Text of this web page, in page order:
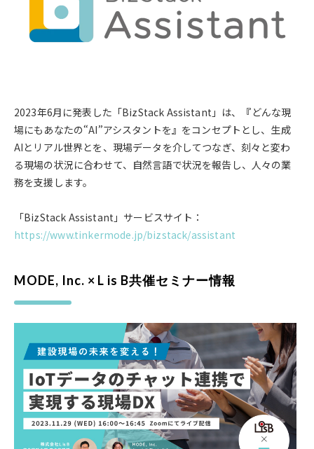
2023年6月に発表した「BizStack Assistant」は、『どんな現
場にもあなたの“AI”アシスタントを』をコンセプトとし、生成
AIとリアル世界とを、現場データを介してつなぎ、刻々と変わ
る現場の状況に合わせて、自然言語で状況を報告し、人々の業
務を支援します。
「BizStack Assistant」サービスサイト：
https://www.tinkermode.jp/bizstack/assistant
MODE, Inc. × L is B共催セミナー情報